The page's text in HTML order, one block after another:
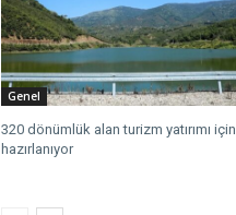
Genel
320 dönümlük alan turizm yatırımı için
hazırlanıyor